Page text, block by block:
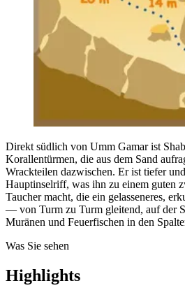
Direkt südlich von Umm Gamar ist
Korallentürmen, die aus dem Sand
Wrackteilen dazwischen. Er ist tiefer
Hauptinselriff, was ihn zu einem guten
Taucher macht, die ein gelasseneres,
— von Turm zu Turm gleitend, auf der
Muränen und Feuerfischen in den
Was Sie sehen
Highlights